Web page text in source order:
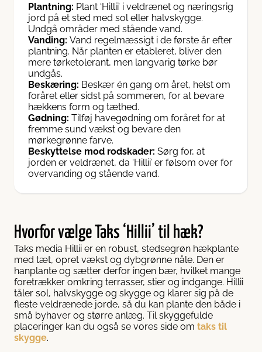
Plantning: Plant ‘Hillii’ i veldrænet og næringsrig
jord på et sted med sol eller halvskygge.
Undgå områder med stående vand.
Vanding: Vand regelmæssigt i de første år efter
plantning. Når planten er etableret, bliver den
mere tørketolerant, men langvarig tørke bør
undgås.
Beskæring: Beskær én gang om året, helst om
foråret eller sidst på sommeren, for at bevare
hækkens form og tæthed.
Gødning: Tilføj havegødning om foråret for at
fremme sund vækst og bevare den
mørkegrønne farve.
Beskyttelse mod rodskader: Sørg for, at
jorden er veldrænet, da ‘Hillii’ er følsom over for
overvanding og stående vand.
Hvorfor vælge Taks ‘Hillii’ til hæk?
Taks media Hillii er en robust, stedsegrøn hækplante
med tæt, opret vækst og dybgrønne nåle. Den er
hanplante og sætter derfor ingen bær, hvilket mange
foretrækker omkring terrasser, stier og indgange. Hillii
tåler sol, halvskygge og skygge og klarer sig på de
fleste veldrænede jorde, så du kan plante den både i
små byhaver og større anlæg. Til skyggefulde
placeringer kan du også se vores side om taks til
skygge.